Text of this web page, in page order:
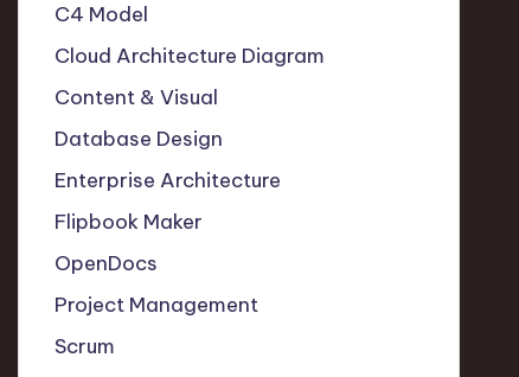
C4 Model
Cloud Architecture Diagram
Content & Visual
Database Design
Enterprise Architecture
Flipbook Maker
OpenDocs
Project Management
Scrum